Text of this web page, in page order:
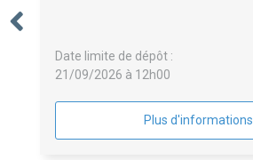
Date limite de dépôt :
21/09/2026 à 12h00
Plus d'informations